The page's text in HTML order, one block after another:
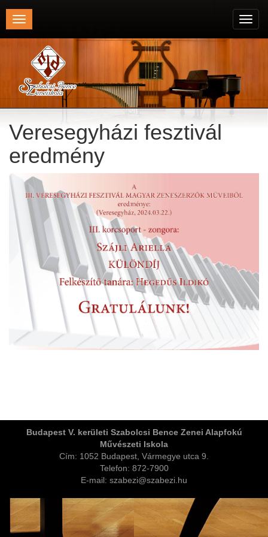
Toggle
navigation
Veresegyházi fesztivál
eredmény
Budapest V. kerületi Szabolcsi Bence Zenei Alapfokú
Művészeti Iskola
Cím: 1052 Budapest, Vármegye utca 9.
Telefon: 872-7900
E-mail: szabezi@szabezi.hu